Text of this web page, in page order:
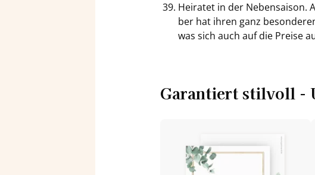
Hei­ra­tet in der Ne­ben­sai­son.
ber hat ihren ganz
was sich auch auf die Prei­se
Ga­ran­tiert stil­voll -